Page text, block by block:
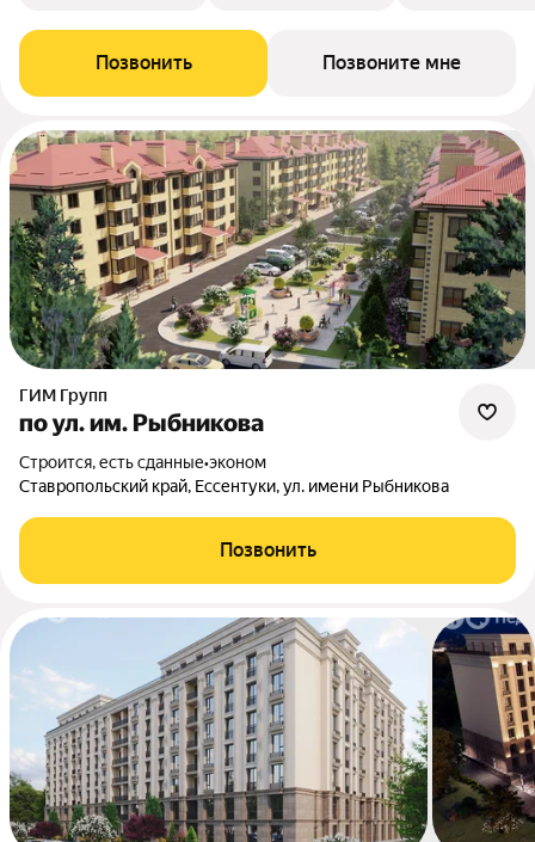
Позвонить Позвоните мне
ГИМ Групп
по ул. им. Рыбникова
Строится, есть сданные•эконом
Ставропольский край, Ессентуки, ул. имени Рыбникова
Позвонить